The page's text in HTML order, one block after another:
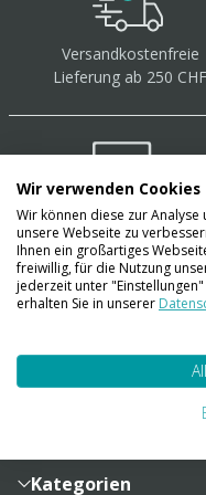
Versandkostenfreie
Lieferung ab 250 CHF
Über 40.000 Artikel
Lager
Sendungsverfolgung
Zahlung und
Lieferinformationen
Kategorien
Wir verwenden Cookies
Wir können diese zur
unsere Webseite zu
Ihnen ein großartiges
freiwillig, für die Nutzung
jederzeit unter
erhalten Sie in unserer